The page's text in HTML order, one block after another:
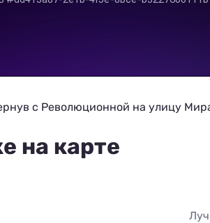
с Революционной на улицу
на карте